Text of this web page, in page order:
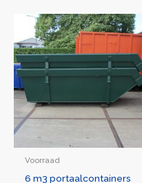
Voorraad
6 m3 portaalcontainers